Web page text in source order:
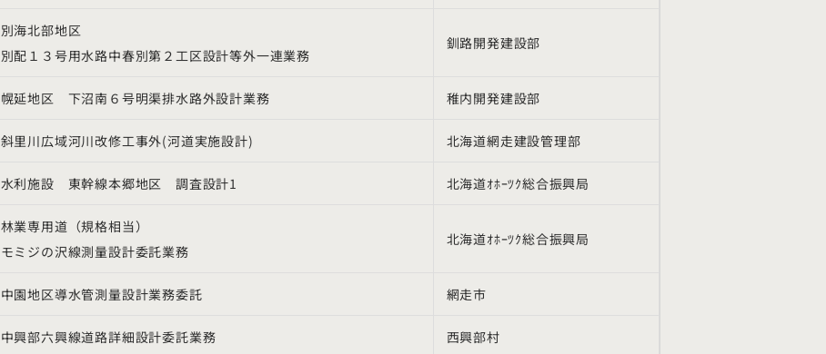
別海北部地区
別配１３号用水路中春別第２工区設計等外一連業務
釧路開発建設部
幌延地区 下沼南６号明渠排水路外設計業務 稚内開発建設部
斜里川広域河川改修工事外(河道実施設計) 北海道網走建設管理部
水利施設 東幹線本郷地区 調査設計1 北海道ｵﾎｰﾂｸ総合振興局
林業専用道（規格相当）
モミジの沢線測量設計委託業務
北海道ｵﾎｰﾂｸ総合振興局
中園地区導水管測量設計業務委託 網走市
中興部六興線道路詳細設計委託業務 西興部村